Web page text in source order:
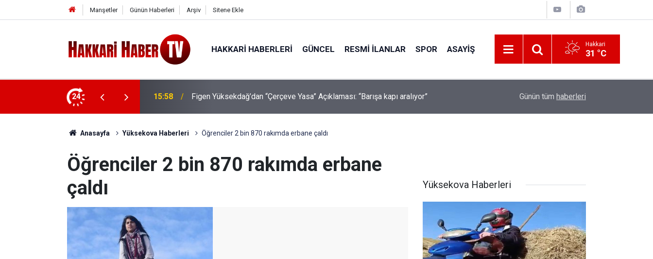
Manşetler Günün Haberleri Arşiv Sitene Ekle
HAKKARI HABERLERI GÜNCEL RESMI İLANLAR SPOR ASAYIŞ Hakkari
31 °C
24
Açıklaması: “Barışa kapı aralıyor” 15:03
Rojin Kabaiş, Hiranur Aygar ve Kıvanç Uman’ın Ailelerini Hedef Alan
Şüphelilere Operasyon
Otomobil refüje çarptı 2 yaralı
Günün tüm haberleri
Anasayfa Yüksekova Haberleri Öğrenciler 2 bin 870 rakımda erbane çaldı
Öğrenciler 2 bin 870 rakımda erbane
çaldı
Yüksekova Haberleri